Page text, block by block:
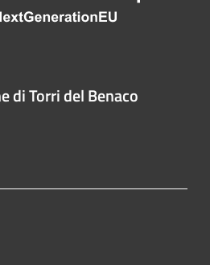
di Torri del Benaco